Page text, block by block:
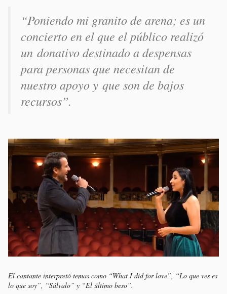
“Poniendo mi granito de arena; es un
concierto en el que el público realizó
un donativo destinado a despensas
para personas que necesitan de
nuestro apoyo y que son de bajos
recursos”.
El cantante interpretó temas como “What I did for love”, “Lo que ves es
lo que soy”, “Sálvalo” y “El último beso”.